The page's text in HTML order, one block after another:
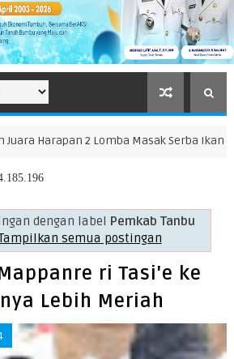
Masak Serba Ikan Tingkat Kalsel
dengan label Pemkab Tanbu
semua postingan
ri Tasi'e ke
Lebih Meriah